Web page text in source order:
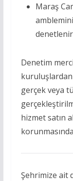
Maraş
Denetim
gerçek veya
hizmet satın
Şehrimize ait